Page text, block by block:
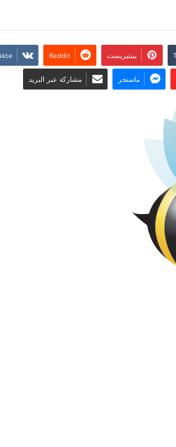
بينتيريست ‏Reddit
ماسنجر مشاركة عبر البريد